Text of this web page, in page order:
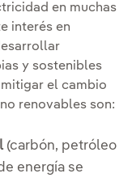
en muchas
interés en
y sostenibles
el cambio
renovables son:
(carbón, petróleo
energía se